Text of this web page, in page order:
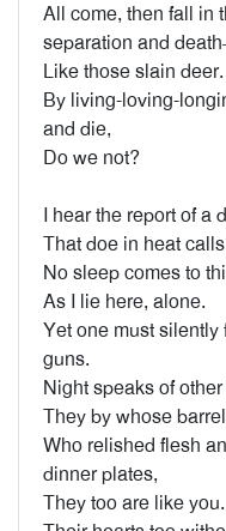
All come, then fall in
separation and
Like those slain deer.
By living-loving-
and die,
Do we not?
I hear the report of a
That doe in heat
No sleep comes to
As I lie here, alone.
Yet one must silently
guns.
Night speaks of
They by whose
Who relished flesh
dinner plates,
They too are like you.